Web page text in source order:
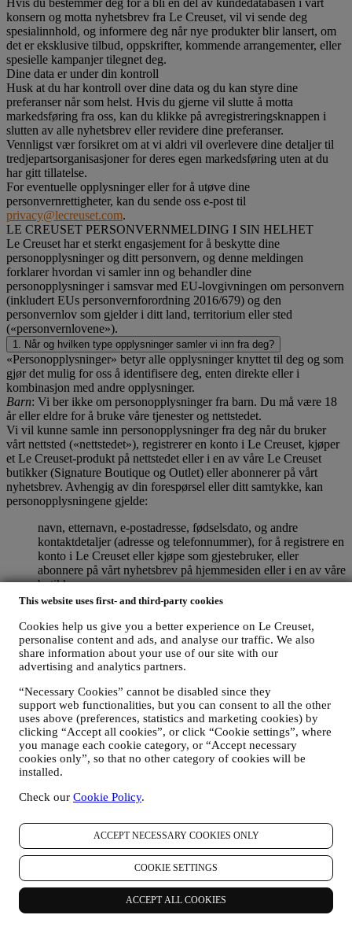
This website uses first- and third-party cookies
Cookies help us give you a better experience on Le Creuset,
personalise content and ads, and analyse our traffic. We also
share information about your use of our site with our
advertising and analytics partners.
“Necessary Cookies” cannot be disabled since they
support web functionalities, but you can consent to all the other
uses above (preferences, statistics and marketing cookies) by
clicking “Accept all cookies”, or click “Cookie settings”, where
you manage each cookie category, or “Accept necessary
cookies only”, so that no other category of cookies will be
installed.
Check our Cookie Policy.
ACCEPT NECESSARY COOKIES ONLY
COOKIE SETTINGS
ACCEPT ALL COOKIES
konsern og motta nyhetsbrev fra Le Creuset, vil vi sende deg
spesialinnhold, og informere deg når nye produkter blir lansert, om
det er eksklusive tilbud, oppskrifter, kommende arrangementer, eller
spesielle kampanjer tilegnet deg.
Dine data er under din kontroll
Husk at du har kontroll over dine data og du kan styre dine
preferanser når som helst. Hvis du gjerne vil slutte å motta
markedsføring fra oss, kan du klikke på avregistreringsknappen i
slutten av alle nyhetsbrev eller revidere dine preferanser.
Vennligst vær forsikret om at vi aldri vil overlevere dine detaljer til
tredjepartsorganisasjoner for deres egen markedsføring uten at du
har gitt tillatelse.
For eventuelle opplysninger eller for å utøve dine
personvernrettigheter, kan du sende oss e-post til
privacy@lecreuset.com.
LE CREUSET PERSONVERNMELDING I SIN HELHET
Le Creuset har et sterkt engasjement for å beskytte dine
personopplysninger og ditt personvern, og denne meldingen
forklarer hvordan vi samler inn og behandler dine
personopplysninger i samsvar med EU-lovgivningen om personvern
(inkludert EUs personvernforordning 2016/679) og den
personvernlov som gjelder i ditt land, territorium eller sted
(«personvernlovene»).
1. Når og hvilken type opplysninger samler vi inn fra deg?
«Personopplysninger» betyr alle opplysninger knyttet til deg og som
gjør det mulig for oss å identifisere deg, enten direkte eller i
kombinasjon med andre opplysninger.
Barn: Vi ber ikke om personopplysninger fra barn. Du må være 18
år eller eldre for å bruke våre tjenester og nettstedet.
Vi vil kunne samle inn personopplysninger fra deg når du bruker
vårt nettsted («nettstedet»), registrerer en konto i Le Creuset, kjøper
et Le Creuset-produkt på nettstedet eller i en av våre Le Creuset
butikker (Signature Boutique og Outlet) eller abonnerer på vårt
nyhetsbrev. Avhengig av din forespørsel eller ditt samtykke, kan
personopplysningene gjelde:
navn, etternavn, e-postadresse, fødselsdato, og andre
kontaktdetaljer (adresse og telefonnummer), for å registrere en
konto i Le Creuset eller kjøpe som gjestebruker, eller
abonnere på vårt nyhetsbrev på hjemmesiden eller i en av våre
butikker;
dine kjøpsdata, for eksempel dato og klokkeslett for kjøp,
forvalte dine bestillinger;
data om din nettlesingshistorikk på internett (f.eks., online-
identifikatorer - så som din IP-adresse, nettleserversjon,
operativsystem, lengde på besøk, tilbakevendende bruker,
nettstedet (enten du er registrert bruker eller ikke), ved å bruke
logger og/eller sporingsteknikker så som
«informasjonskapsler» (for informasjon om datainnsamling
gjennom informasjonskapsler, vennligst se våreRetningslinjer
for informasjonskapsler) for å forbedre våre tjenester og
annonser, eller for vår statistiske analyse - i de fleste tilfeller
opplysningene.
samhandlinger med oss (for eksempel dine meldinger, chats,
innlegg på sosiale medier, e-poster eller telefonsamtaler).
Personopplysningene som samles inn fra deg når du bruker
nettstedet eller ellers oppgir personlig identifiserende opplysninger er
dermed beskyttet og personvernrettighetene dine blir forklart i punkt
H) nedenfor.